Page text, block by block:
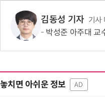
김동성 기자 기사
박성준 아주대 교수, 공기
놓치면 아쉬운 정보 AD